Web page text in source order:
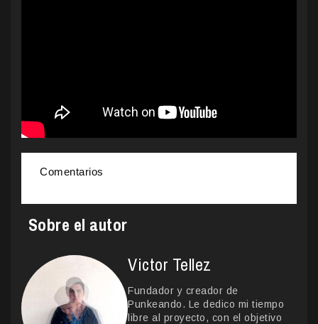
Comentarios
Sobre el autor
Victor Tellez
Fundador y creador de
Punkeando. Le dedico mi tiempo
libre al proyecto, con el objetivo